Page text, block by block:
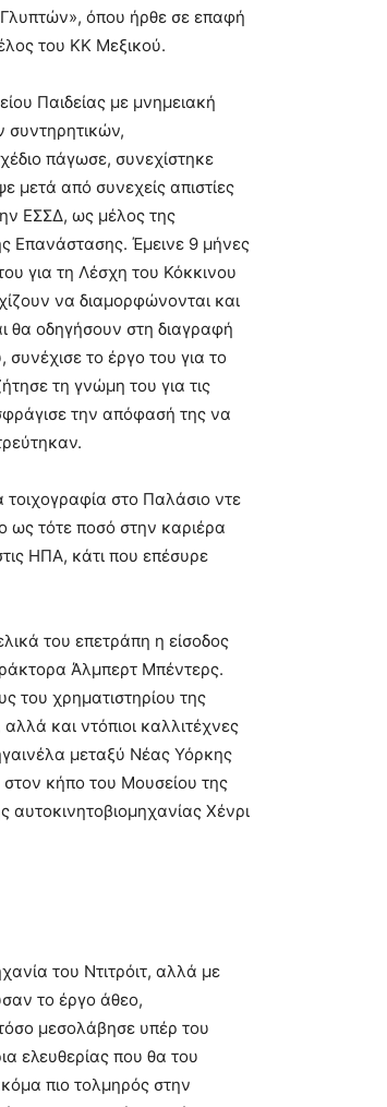
όπου ήρθε σε επαφή
του ΚΚ Μεξικού.
Παιδείας με μνημειακή
συντηρητικών,
πάγωσε, συνεχίστηκε
μετά από συνεχείς απιστίες
ΕΣΣΔ, ως μέλος της
Επανάστασης. Έμεινε 9 μήνες
για τη Λέσχη του Κόκκινου
να διαμορφώνονται και
θα οδηγήσουν στη διαγραφή
το έργο του για το
τη γνώμη του για τις
την απόφασή της να
στο Παλάσιο ντε
ως τότε ποσό στην καριέρα
ΗΠΑ, κάτι που επέσυρε
του επετράπη η είσοδος
Άλμπερτ Μπέντερς.
του χρηματιστηρίου της
και ντόπιοι καλλιτέχνες
μεταξύ Νέας Υόρκης
στον κήπο του Μουσείου της
αυτοκινητοβιομηχανίας Χένρι
του Ντιτρόιτ, αλλά με
το έργο άθεο,
μεσολάβησε υπέρ του
ελευθερίας που θα του
πιο τολμηρός στην